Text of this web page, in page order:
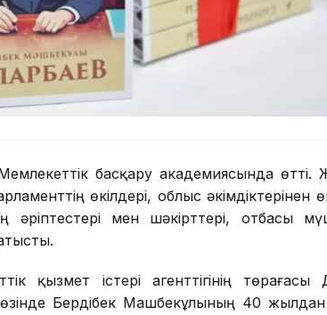
басқару академиясында өтті.
өкілдері, облыс әкімдіктерінен
әріптестері мен шәкірттері, отбасы
қызмет істері агенттігінің төрағасы
Бердібек Машбекұлының 40